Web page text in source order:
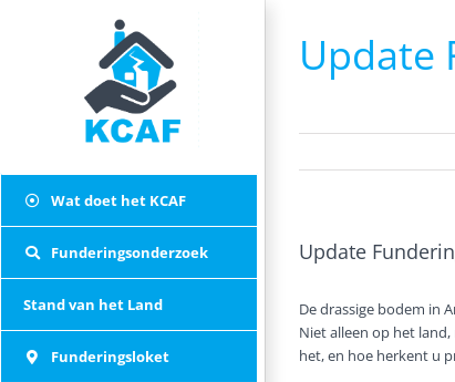
Wat doet het KCAF
Funderingsonderzoek
Stand van het Land
Funderingsloket
Update
Update
De drassige bodem in
Niet alleen op het
het, en hoe herkent u